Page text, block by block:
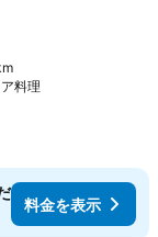
加
料理料金を表示
料金を表示